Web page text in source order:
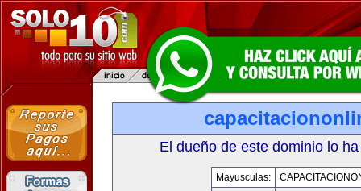
El dueño de este dominio lo
Mayusculas: